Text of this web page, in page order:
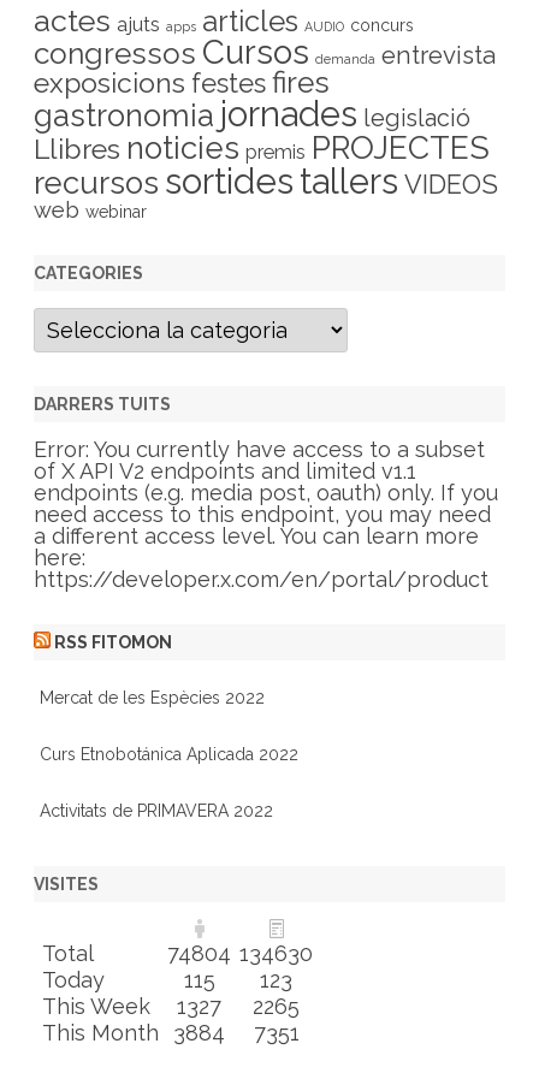
actes ajuts apps articles AUDIO concurs
congressos Cursos demanda entrevista
exposicions festesfires
gastronomia jornades legislació
Llibres noticies premis PROJECTES
recursos sortides tallers VIDEOS
web webinar
CATEGORIES
C
t
g
r
i
e
s
DARRERS TUITS
Error: You currently have access to a subset
of X API V2 endpoints and limited v1.1
endpoints (e.g. media post, oauth) only. If you
need access to this endpoint, you may need
a different access level. You can learn more
here:
https://developer.x.com/en/portal/product
RSS FITOMON
Mercat de les Espècies 2022
Curs Etnobotánica Aplicada 2022
Activitats de PRIMAVERA 2022
VISITES
Total 74804 134630
Today
115
123
This Week
1327
2265
This Month
3884 7351